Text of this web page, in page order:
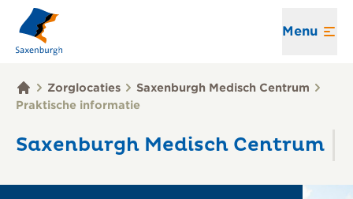
Menu
Zorglocaties
Saxenburgh Medisch Centrum
Praktische informatie
Saxenburgh Medisch Centrum